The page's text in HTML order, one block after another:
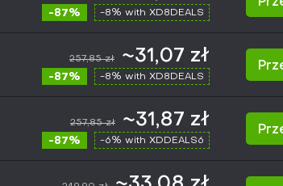
-87% -8% with XD8DEALS
257,85 zł ~31,07 zł
-87% -8% with XD8DEALS
257,85 zł ~31,87 zł
-87% -6% with XDDEALS6